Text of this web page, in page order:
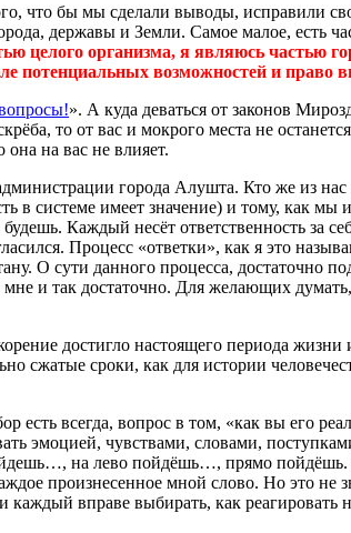
что бы мы сделали выводы, исправили
державы и Земли. Самое малое, есть
организма, я являюсь частью
потенциальных возможностей и право
». А куда деваться от законов
то от вас и мокрого места не
на вас не влияет.
города Алушта. Кто же из нас
в системе имеет значение) и тому, как мы
Каждый несёт ответственность за
Процесс «ответки», как я это
О сути данного процесса, достаточно
и так достаточно. Для желающих думать,
достигло настоящего периода
сжатые сроки, как для истории
есть всегда, вопрос в том, «как вы его
эмоцией, чувствами, словами,
на лево пойдёшь…, прямо пойдёшь.
произнесенное мной слово. Но это не
вправе выбирать, как реагировать